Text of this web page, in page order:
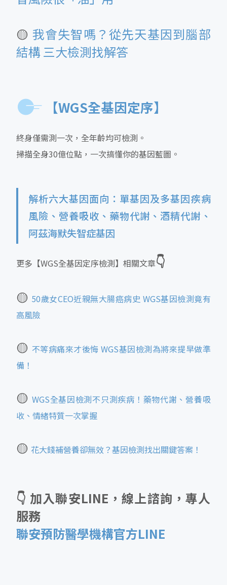
🟡 我會失智嗎？從先天基因到腦部
結構 三大檢測找解答
【WGS全基因定序】
終身僅需測一次，全年齡均可檢測。
掃描全身30億位點，一次搞懂你的基因藍圖。
解析六大基因面向：單基因及多基因疾病
風險、營養吸收、藥物代謝、酒精代謝、
阿茲海默失智症基因
更多【WGS全基因定序檢測】相關文章👇
🟡 50歲女CEO近親無大腸癌病史 WGS基因檢測竟有
高風險
🟡 不等病痛來才後悔 WGS基因檢測為將來提早做準
備！
🟡 WGS全基因檢測不只測疾病！藥物代謝、營養吸
收、情緒特質一次掌握
🟡 花大錢補營養卻無效？基因檢測找出關鍵答案！
👇 加入聯安LINE，線上諮詢，專人
服務
聯安預防醫學機構官方LINE